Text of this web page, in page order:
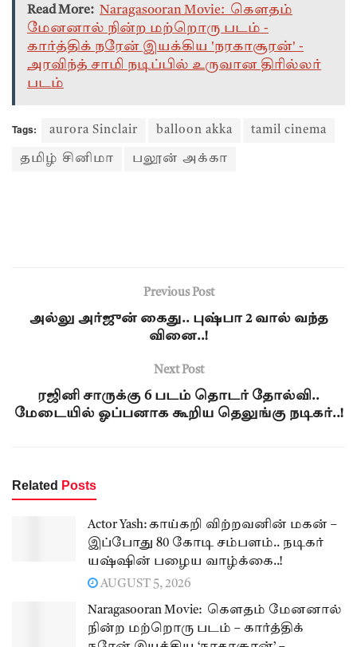
Read More: Naragasooran Movie: கௌதம்
மேனனால் நின்ற மற்றொரு படம் -
கார்த்திக் நரேன் இயக்கிய 'நரகாசூரன்' -
அரவிந்த் சாமி நடிப்பில் உருவான திரில்லர்
படம்
Tags: aurora Sinclair balloon akka tamil cinema
தமிழ் சினிமா பலூன் அக்கா
Previous Post
அல்லு அர்ஜுன் கைது.. புஷ்பா 2 வால் வந்த
வினை..!
Next Post
ரஜினி சாருக்கு 6 படம் தொடர் தோல்வி..
மேடையில் ஓப்பனாக கூறிய தெலுங்கு நடிகர்..!
Related Posts
Actor Yash: காய்கறி விற்றவனின் மகன் –
இப்போது 80 கோடி சம்பளம்.. நடிகர்
யஷ்ஷின் பழைய வாழ்க்கை..!
AUGUST 5, 2026
Naragasooran Movie: கௌதம் மேனனால்
நின்ற மற்றொரு படம் – கார்த்திக்